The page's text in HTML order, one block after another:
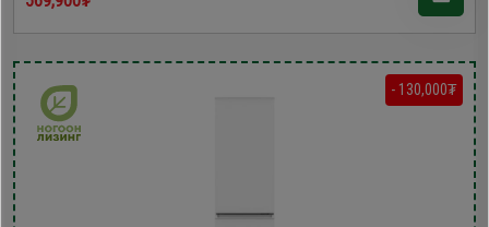
- 130,000₮